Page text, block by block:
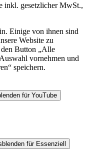
inkl. gesetzlicher MwSt.,
Einige von ihnen sind
Website zu
den Button „Alle
vornehmen und
speichern.
für YouTube
für Essenziell